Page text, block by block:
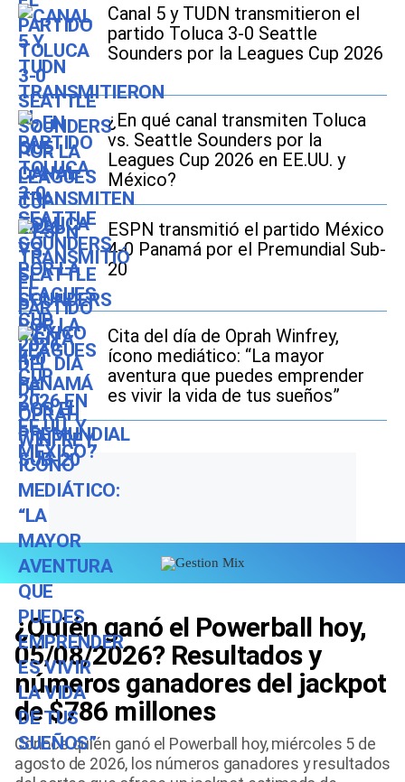
Canal 5 y TUDN transmitieron el
partido Toluca 3-0 Seattle
Sounders por la Leagues Cup 2026
¿En qué canal transmiten Toluca
vs. Seattle Sounders por la
Leagues Cup 2026 en EE.UU. y
México?
ESPN transmitió el partido México
4-0 Panamá por el Premundial Sub-
20
Cita del día de Oprah Winfrey,
ícono mediático: “La mayor
aventura que puedes emprender
es vivir la vida de tus sueños”